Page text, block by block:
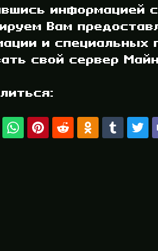
информацией
Вам
и специальных
свой сервер